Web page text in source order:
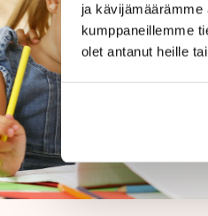
ja
kumppaneillemme
olet antanut heille